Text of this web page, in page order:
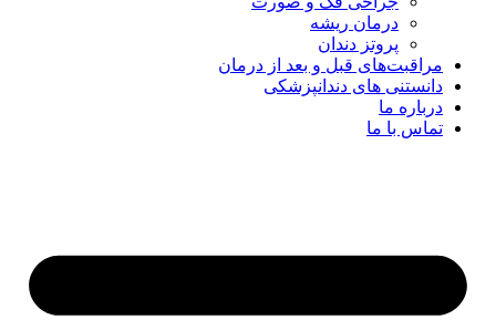
درمان ریشه
پروتز دندان
مراقبت‌های قبل و بعد از درمان
دانستنی های دندانپزشکی
درباره ما
تماس با ما